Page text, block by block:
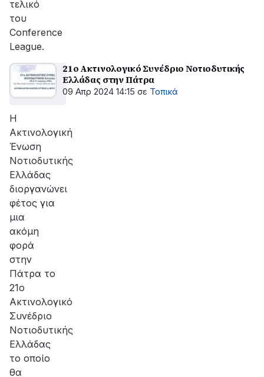
τελικό
του
Conference
League.
21ο Ακτινολογικό Συνέδριο Νοτιοδυτικής
Ελλάδας στην Πάτρα
09 Απρ 2024 14:15 σε Τοπικά
Η
Ακτινολογική
Ένωση
Νοτιοδυτικής
Ελλάδας
διοργανώνει
φέτος για
μια
ακόμη
φορά
στην
Πάτρα το
21ο
Ακτινολογικό
Συνέδριο
Νοτιοδυτικής
Ελλάδας
το οποίο
θα